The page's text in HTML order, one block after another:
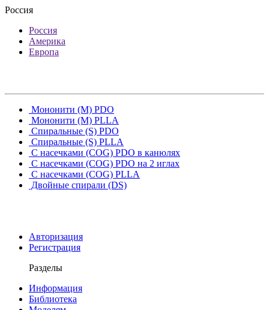
Россия
Россия
Америка
Европа
Мононити (M) PDO
Мононити (M) PLLA
Спиральные (S) PDO
Спиральные (S) PLLA
С насечками (COG) PDO в канюлях
С насечками (COG) PDO на 2 иглах
С насечками (COG) PLLA
Двойные спирали (DS)
Авторизация
Регистрация
Разделы
Информация
Библиотека